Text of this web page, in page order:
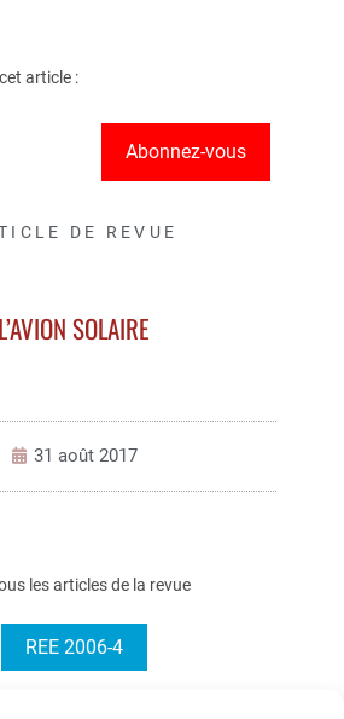
article :
Abonnez-vous
DE REVUE
L’AVION SOLAIRE
31 août 2017
les articles de la revue
REE 2006-4